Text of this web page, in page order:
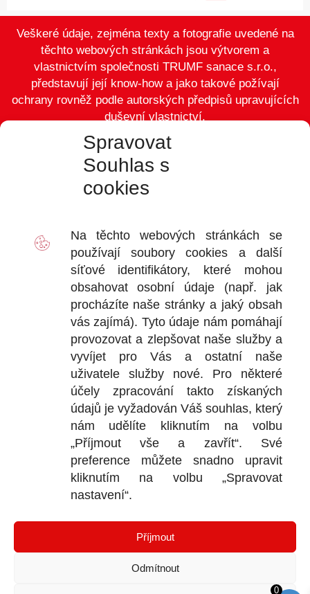
Spravovat
Souhlas s
cookies
Na těchto webových stránkách se
používají souborycookies a další
síťové identifikátory, které mohou
obsahovat osobní údaje (např. jak
procházíte naše stránky a jaký obsah
vás zajímá). Tyto údaje nám pomáhají
provozovat a zlepšovat naše služby a
vyvíjet pro Vás a ostatní naše
uživatele služby nové. Pro některé
účely zpracování takto získaných
údajů je vyžadován Váš souhlas, který
nám udělíte kliknutím na volbu
„Příjmout vše a zavřít“. Své
preference můžete snadno upravit
kliknutím na volbu „Spravovat
nastavení“.
Příjmout
Odmítnout
Veškeré údaje, zejména texty a fotografie uvedené na
těchto webových stránkách jsou výtvorem a
vlastnictvím společnosti TRUMF sanace s.r.o.,
představují její know-how a jako takové požívají
ochrany rovněž podle autorských předpisů upravujících
duševní vlastnictví.
Obchodní
Ochrana
0